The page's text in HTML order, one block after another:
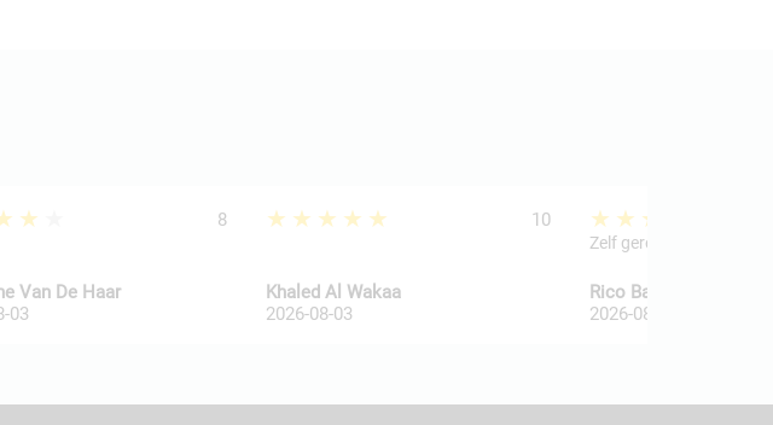
8
Van De Haar
03
★★★★★ 10
Khaled Al Wakaa
2026-08-03
★★★★★
Zelf geregeld
Rico Ballegooij van
2026-08-03